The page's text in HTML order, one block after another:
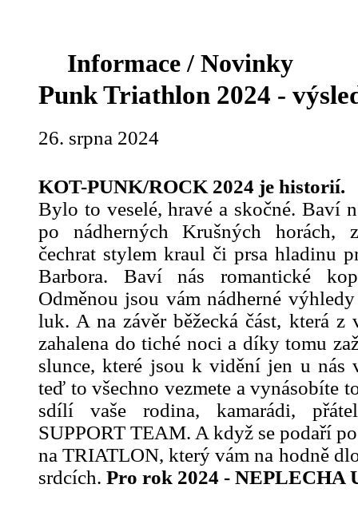
Informace / Novinky
Punk Triathlon 2024 -
26. srpna 2024
KOT-PUNK/ROCK 2024 je historií.
Bylo to veselé, hravé a skočné. Baví
po nádherných Krušných horách,
čechrat stylem kraul či prsa hladinu
Barbora. Baví nás romantické
Odměnou jsou vám nádherné
luk. A na závěr běžecká část, která z
zahalena do tiché noci a díky tomu
slunce, které jsou k vidění jen u nás
teď to všechno vezmete a vynásobíte
sdílí vaše rodina, kamarádi,
SUPPORT TEAM. A když se podaří
na TRIATLON, který vám na hodně
srdcích. Pro rok 2024 - NEPLECHA